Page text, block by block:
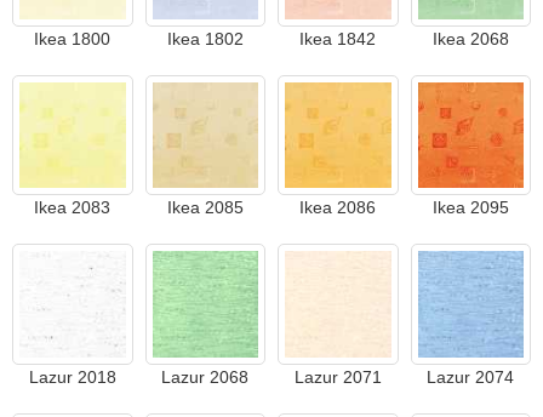
Ikea 1800 Ikea 1802 Ikea 1842 Ikea 2068
Ikea 2083 Ikea 2085 Ikea 2086 Ikea 2095
Lazur 2018 Lazur 2068 Lazur 2071 Lazur 2074